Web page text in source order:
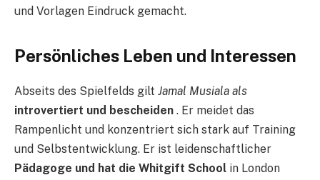
und Vorlagen Eindruck gemacht.
Persönliches Leben und Interessen
Abseits des Spielfelds gilt Jamal Musiala als
introvertiert und bescheiden . Er meidet das
Rampenlicht und konzentriert sich stark auf Training
und Selbstentwicklung. Er ist leidenschaftlicher
Pädagoge und hat die Whitgift School in London